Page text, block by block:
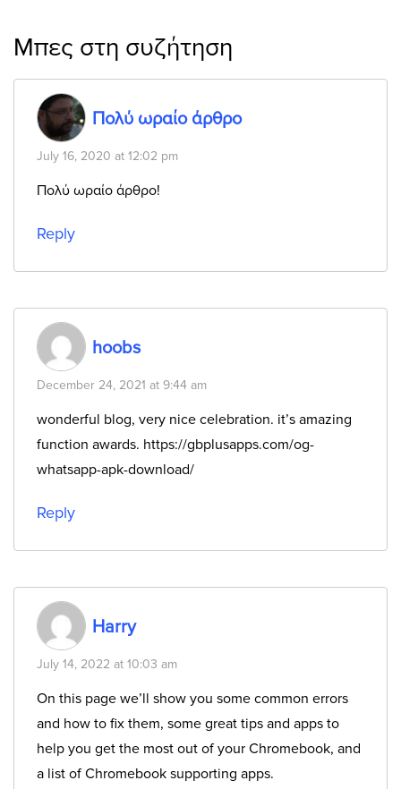
Μπες στη συζήτηση
Πολύ ωραίο άρθρο
July 16, 2020 at 12:02 pm
Πολύ ωραίο άρθρο!
Reply
hoobs
December 24, 2021 at 9:44 am
wonderful blog, very nice celebration. it’s amazing
function awards. https://gbplusapps.com/og-
whatsapp-apk-download/
Reply
Harry
July 14, 2022 at 10:03 am
On this page we’ll show you some common errors
and how to fix them, some great tips and apps to
help you get the most out of your Chromebook, and
a list of Chromebook supporting apps.